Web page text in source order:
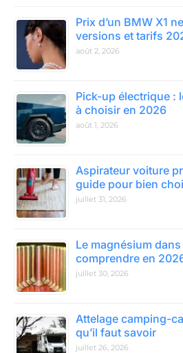
Prix d’un BMW X1
versions et tarifs
août 2, 2026
Pick-up électrique :
à choisir en 2026
août 1, 2026
Aspirateur voiture
guide pour bien
juillet 31, 2026
Le magnésium
comprendre en
juillet 30, 2026
Attelage camping-
qu’il faut savoir
juillet 26, 2026